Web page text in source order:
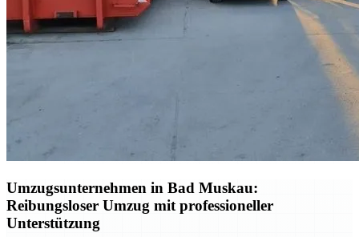
Umzugsunternehmen in Bad Muskau:
Reibungsloser Umzug mit professioneller
Unterstützung